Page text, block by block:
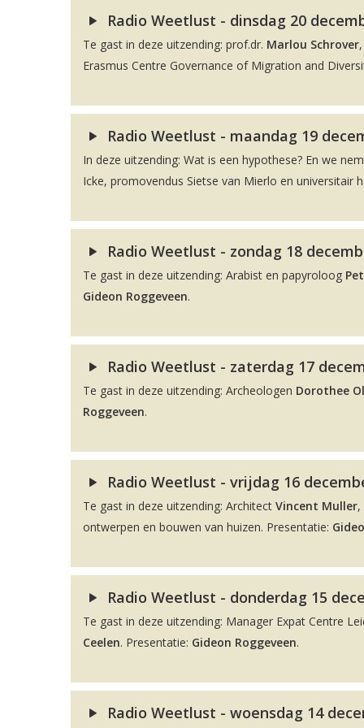
Radio Weetlust - dinsdag 20
Te gast in deze uitzending: prof.dr. Marlou Schrover
Erasmus Centre Governance of Migration and
Radio Weetlust - maandag 19
In deze uitzending: Wat is een hypothese? En we
Icke, promovendus Sietse van Mierlo en
Radio Weetlust - zondag 18
Te gast in deze uitzending: Arabist en papyroloog
Gideon Roggeveen.
Radio Weetlust - zaterdag 17
Te gast in deze uitzending: Archeologen Dorothee
Roggeveen.
Radio Weetlust - vrijdag 16
Te gast in deze uitzending: Architect Vincent Muller,
ontwerpen en bouwen van huizen. Presentatie:
Radio Weetlust - donderdag 15
Te gast in deze uitzending: Manager Expat Centre
Ceelen. Presentatie: Gideon Roggeveen.
Radio Weetlust - woensdag 14